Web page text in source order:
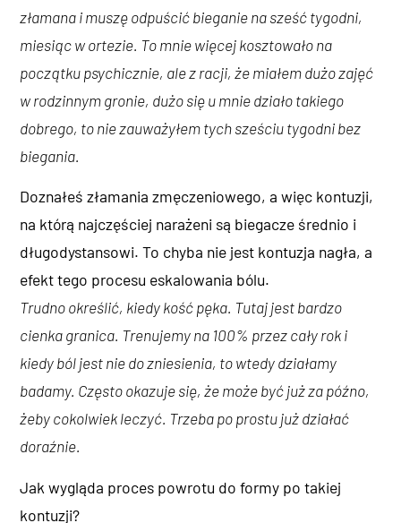
złamana i muszę odpuścić bieganie na sześć tygodni,
miesiąc w ortezie. To mnie więcej kosztowało na
początku psychicznie, ale z racji, że miałem dużo zajęć
w rodzinnym gronie, dużo się u mnie działo takiego
dobrego, to nie zauważyłem tych sześciu tygodni bez
biegania.
Doznałeś złamania zmęczeniowego, a więc kontuzji,
na którą najczęściej narażeni są biegacze średnio i
długodystansowi. To chyba nie jest kontuzja nagła, a
efekt tego procesu eskalowania bólu.
Trudno określić, kiedy kość pęka. Tutaj jest bardzo
cienka granica. Trenujemy na 100% przez cały rok i
kiedy ból jest nie do zniesienia, to wtedy działamy
badamy. Często okazuje się, że może być już za późno,
żeby cokolwiek leczyć. Trzeba po prostu już działać
doraźnie.
Jak wygląda proces powrotu do formy po takiej
kontuzji?